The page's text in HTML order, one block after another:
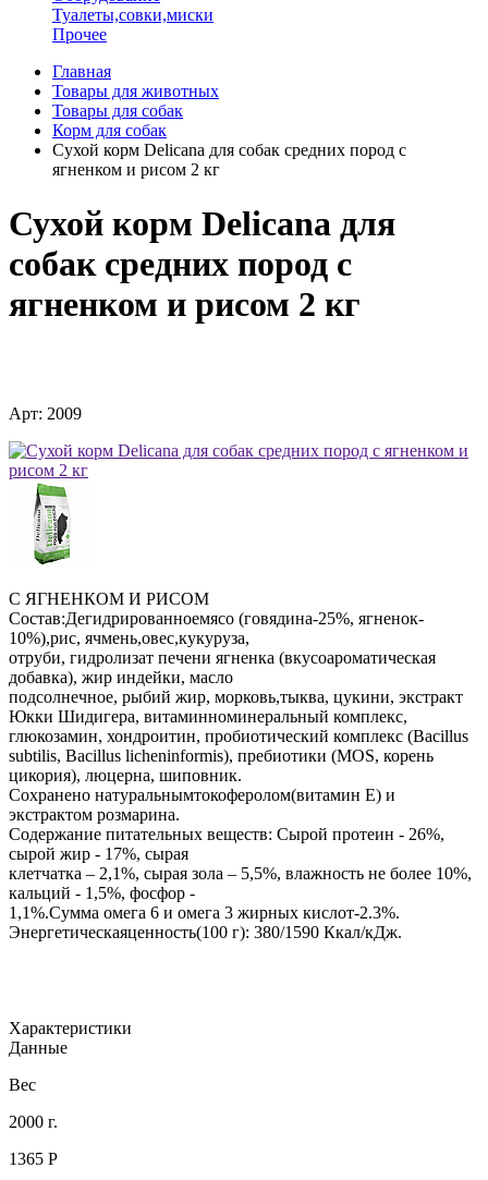
Туалеты,совки,миски
Прочее
Главная
Товары для животных
Товары для собак
Корм для собак
Сухой корм Delicana для собак средних пород с
ягненком и рисом 2 кг
Сухой корм Delicana для
собак средних пород с
ягненком и рисом 2 кг
Арт: 2009
С ЯГНЕНКОМ И РИСОМ
Состав:Дегидрированноемясо (говядина-25%, ягненок-
10%),рис, ячмень,овес,кукуруза,
отруби, гидролизат печени ягненка (вкусоароматическая
добавка), жир индейки, масло
подсолнечное, рыбий жир, морковь,тыква, цукини, экстракт
Юкки Шидигера, витаминноминеральный комплекс,
глюкозамин, хондроитин, пробиотический комплекс (Bacillus
subtilis, Bacillus licheninformis), пребиотики (MOS, корень
цикория), люцерна, шиповник.
Сохранено натуральнымтокоферолом(витамин Е) и
экстрактом розмарина.
Содержание питательных веществ: Сырой протеин - 26%,
сырой жир - 17%, сырая
клетчатка – 2,1%, сырая зола – 5,5%, влажность не более 10%,
кальций - 1,5%, фосфор -
1,1%.Сумма омега 6 и омега 3 жирных кислот-2.3%.
Энергетическаяценность(100 г): 380/1590 Ккал/кДж.
Характеристики
Данные
Вес
2000 г.
1365 Р